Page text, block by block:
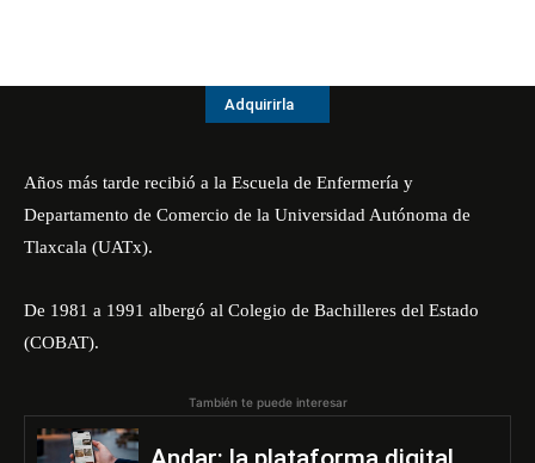
Adquirirla
Años más tarde recibió a la Escuela de Enfermería y
Departamento de Comercio de la Universidad Autónoma de
Tlaxcala (UATx).
De 1981 a 1991 albergó al Colegio de Bachilleres del Estado
(COBAT).
También te puede interesar